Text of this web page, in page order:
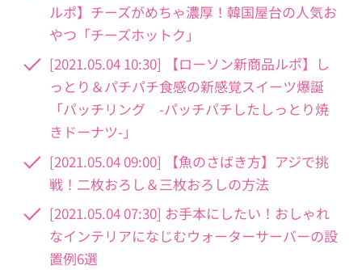
ルポ】チーズがめちゃ濃厚！韓国屋台の人気お
やつ「チーズホットク」
[2021.05.04 10:30] 【ローソン新商品ルポ】し
っとり＆パチパチ食感の新感覚スイーツ爆誕
「パッチリング -パッチパチしたしっとり焼
きドーナツ-」
[2021.05.04 09:00] 【魚のさばき方】アジで挑
戦！二枚おろし＆三枚おろしの方法
[2021.05.04 07:30] お手本にしたい！おしゃれ
なインテリアになじむウォーターサーバーの設
置例6選